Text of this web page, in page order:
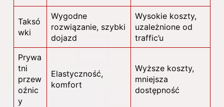
Taksó
wki
Wygodne
rozwiązanie, szybki
dojazd
Wysokie koszty,
uzależnione od
traffic’u
Prywa
tni
przew
oźnic
y
Elastyczność,
komfort
Wyższe koszty,
mniejsza
dostępność